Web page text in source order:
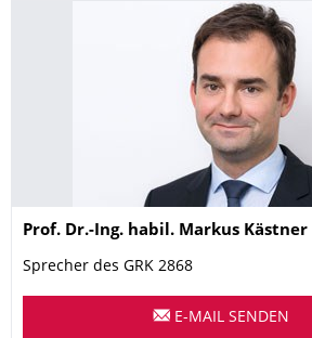
Name
Prof. Dr.-Ing. habil. Markus Kästner
Sprecher des GRK 2868
E-MAIL SENDEN